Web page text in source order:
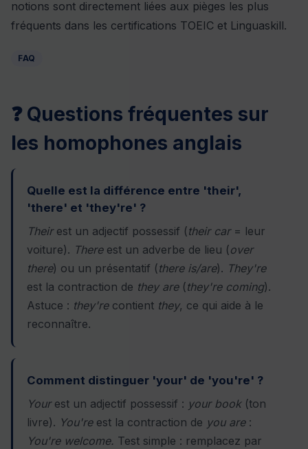
notions sont directement liées aux pièges les plus
fréquents dans les certifications TOEIC et Linguaskill.
FAQ
❓ Questions fréquentes sur
les homophones anglais
Quelle est la différence entre 'their',
'there' et 'they're' ?
Theirest un adjectif possessif (their car= leur
voiture). Thereest un adverbe de lieu (over
there) ou un présentatif (there is/are). They're
est la contraction de they are(they're coming).
Astuce : they'recontient they, ce qui aide à le
reconnaître.
Comment distinguer 'your' de 'you're' ?
Yourest un adjectif possessif : your book(ton
livre). You'reest la contraction de you are:
You're welcome. Test simple : remplacez par